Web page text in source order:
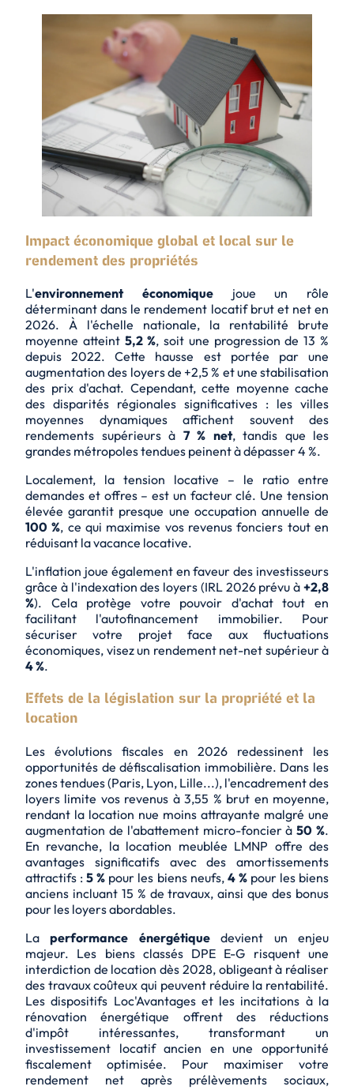
Impact économique global et local sur le
rendement des propriétés
L'environnement économiquejoue un rôle
déterminant dans le rendement locatif brut et net en
2026. À l'échelle nationale, la rentabilité brute
moyenne atteint 5,2 %, soit une progression de 13 %
depuis 2022. Cette hausse est portée par une
augmentation des loyers de +2,5 % et une stabilisation
des prix d'achat. Cependant, cette moyenne cache
des disparités régionales significatives : les villes
moyennes dynamiques affichent souvent des
rendements supérieurs à 7 % net, tandis que les
grandes métropoles tendues peinent à dépasser4 %.
Localement, la tension locative – le ratio entre
demandes et offres – est un facteur clé. Une tension
élevée garantit presque une occupation annuelle de
100 %, ce qui maximise vos revenus fonciers tout en
réduisant la vacance locative.
L'inflation joue également en faveur des investisseurs
grâce à l'indexation des loyers (IRL 2026 prévu à +2,8
%). Cela protège votre pouvoir d'achat tout en
facilitant l'autofinancement immobilier. Pour
sécuriser votre projet face aux fluctuations
économiques, visez un rendement net-net supérieur à
4 %.
Effets de la législation sur la propriété et la
location
Les évolutions fiscales en 2026 redessinent les
opportunités de défiscalisation immobilière. Dans les
zones tendues (Paris, Lyon, Lille...), l'encadrement des
loyers limite vos revenus à3,55 % brut en moyenne,
rendant la location nue moins attrayante malgré une
augmentation de l'abattement micro-foncier à50 %.
En revanche, la location meublée LMNP offre des
avantages significatifs avec des amortissements
attractifs :5 % pour les biens neufs, 4 %pour les biens
anciens incluant 15 % de travaux, ainsi que des bonus
pour les loyers abordables.
Laperformance énergétiquedevient un enjeu
majeur. Les biens classés DPE E-G risquent une
interdiction de location dès 2028, obligeant à réaliser
des travaux coûteux qui peuvent réduire la rentabilité.
Les dispositifs Loc'Avantages et les incitations à la
rénovation énergétique offrent des réductions
d'impôt intéressantes, transformant un
investissement locatif ancien en une opportunité
fiscalement optimisée. Pour maximiser votre
rendement net après prélèvements sociaux,